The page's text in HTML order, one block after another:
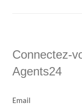
Connectez-
Agents24
Email